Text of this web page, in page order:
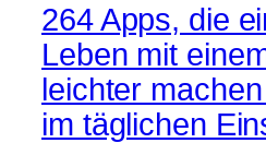
264 Apps, die
Leben mit
leichter
im täglichen